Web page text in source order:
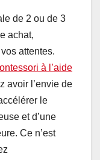
de 2 ou de 3
achat,
attentes.
à l’aide
avoir l’envie de
le
et d’une
Ce n’est